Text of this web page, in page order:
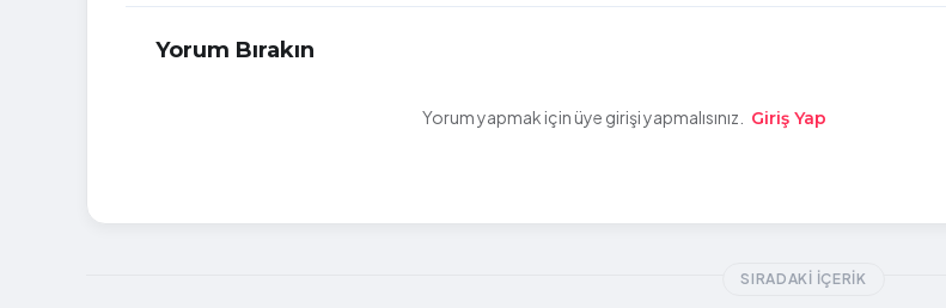
Yorum Bırakın
Yorum yapmak için üye girişi yapmalısınız. Giriş Yap
SIRADAKI İÇERIK